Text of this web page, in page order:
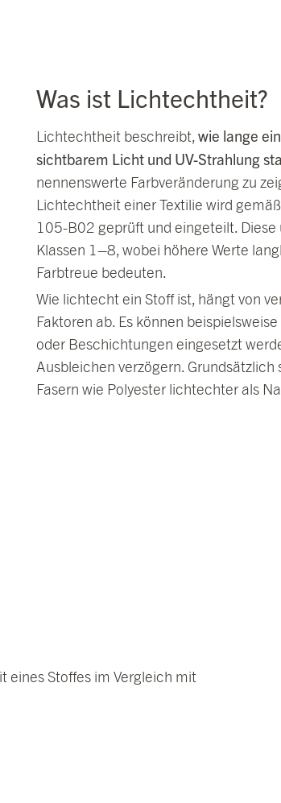
Was ist Lichtechtheit?
Lichtechtheit beschreibt, wie lange
sichtbarem Licht und UV-Strahlung
nennenswerte Farbveränderung zu
Lichtechtheit einer Textilie wird gemäß
105-B02 geprüft und eingeteilt.
Klassen 1–8, wobei höhere Werte
Farbtreue bedeuten.
Wie lichtecht ein Stoff ist, hängt von
Faktoren ab. Es können
oder Beschichtungen eingesetzt
Ausbleichen verzögern. Grundsätzlich
Fasern wie Polyester lichtechter als
eines Stoffes im Vergleich mit